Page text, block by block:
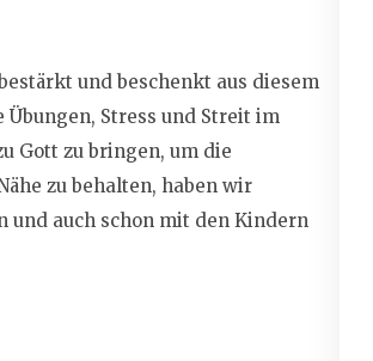
und beschenkt aus diesem
Übungen, Stress und Streit im
Gott zu bringen, um die
zu behalten, haben wir
und auch schon mit den Kindern